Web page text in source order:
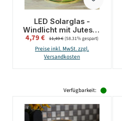
LED Solarglas -
Windlicht mit Juteseil
- Glas - warmweiße
LED - Lichtsensor - H:
16cm - grün
Verkaufspreis:
4,79 € Regulärer Preis:
11,49 €(58.31% gespart)
Preise inkl. MwSt. zzgl.
Versandkosten
Verfügbarkeit: